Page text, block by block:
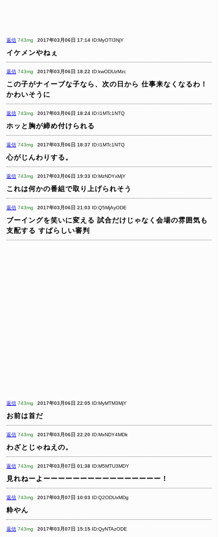
返信 743mg 2017年03月06日 17:14 ID:MyOTI3NjY
イケメンやねぇ
返信 743mg 2017年03月06日 18:22 ID:kwODUzMzc
この子がナイーブな子なら、次の日から 仕事来なくなるわ！
かわいそうに
返信 743mg 2017年03月06日 18:24 ID:I1MTc1NTQ
ホッと胸が締め付けられる
返信 743mg 2017年03月06日 18:37 ID:I1MTc1NTQ
心がじんわりする。
返信 743mg 2017年03月06日 19:33 ID:MzNDYxMjY
これは何かの番組で取り上げられそう
返信 743mg 2017年03月06日 21:03 ID:Q5MjAyODE
ブーイングを笑いに変える 試合だけじゃなく会場の雰囲気も
支配する すばらしい審判
返信 743mg 2017年03月06日 22:05 ID:MyMTM3MjY
お前は首だ
返信 743mg 2017年03月06日 22:20 ID:MxNDY4MDk
わざとじゃねえの。
返信 743mg 2017年03月07日 01:38 ID:M5MTU3MDY
見れねーよーーーーーーーーーーーーーーーー！
返信 743mg 2017年03月07日 10:03 ID:Q2ODUxMDg
粋やん
返信 743mg 2017年03月07日 15:15 ID:QyNTAzODE